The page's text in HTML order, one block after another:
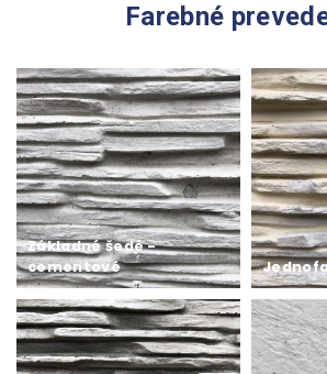
Farebné
Základné šedé -
cementové